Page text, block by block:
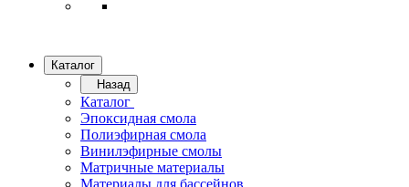
Каталог
Назад
Каталог
Эпоксидная смола
Полиэфирная смола
Винилэфирные смолы
Матричные материалы
Материалы для бассейнов